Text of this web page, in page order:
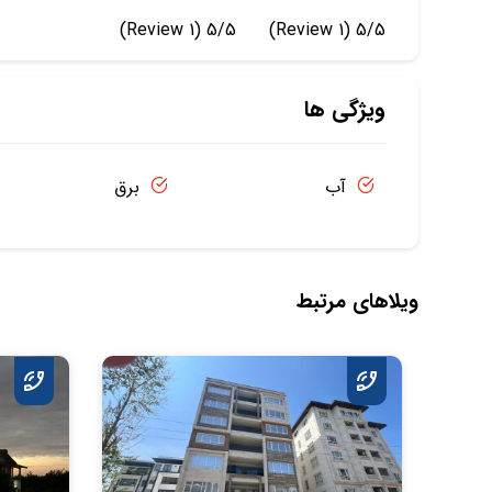
5/5
(1 Review)
5/5
(1 Review)
ویژگی ها
آب برق
ویلاهای مرتبط